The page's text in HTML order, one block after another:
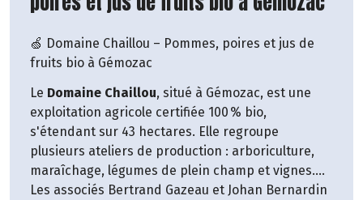
🍏 Domaine Chaillou – Pommes, poires et jus de
fruits bio à Gémozac
Le Domaine Chaillou, situé à Gémozac, est une
exploitation agricole certifiée 100 % bio,
s'étendant sur 43 hectares. Elle regroupe
plusieurs ateliers de production : arboriculture,
maraîchage, légumes de plein champ et vignes.
Les associés Bertrand Gazeau et Johan Bernardin